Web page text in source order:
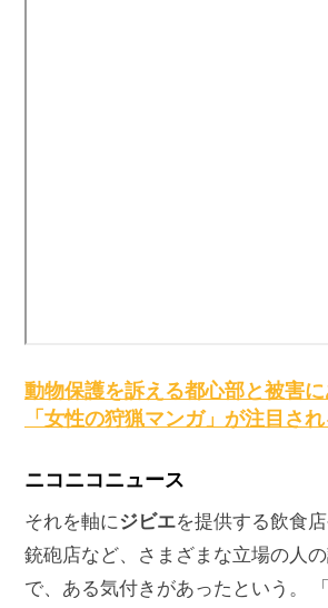
動物保護を訴える都心部と被害
「女性の狩猟マンガ」が注目さ
ニコニコニュース
それを軸にジビエを提供する飲食
銃砲店など、さまざまな立場の人
で、ある気付きがあったという。